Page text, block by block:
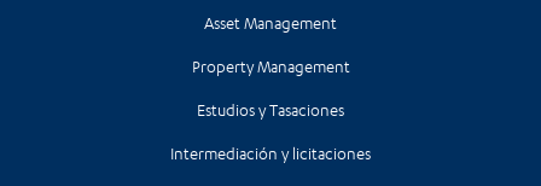
Asset Management
Property Management
Estudios y Tasaciones
Intermediación y licitaciones